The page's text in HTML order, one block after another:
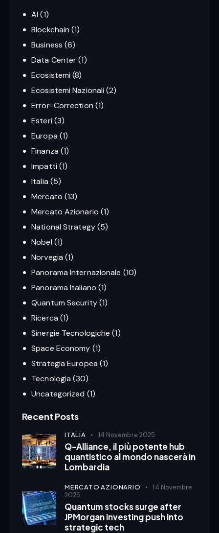
AI (1)
Blockchain (1)
Business (6)
Data Center(1)
Ecosistemi (8)
Ecosistemi Nazionali (2)
Error-Correction (1)
Esteri (3)
Europa (1)
Finanza (1)
Impatti (1)
Italia (5)
Mercato (13)
Mercato Azionario (1)
National Strategy(5)
Nobel (1)
Norvegia (1)
Panorama Internazionale (10)
Panorama Italiano (1)
Quantum Security(1)
Ricerca (1)
Sinergie Tecnologiche (1)
Space Economy (1)
Strategia Europea (1)
Tecnologia (30)
Uncategorized (1)
Recent Posts
ITALIA 14 Novembre 2025
Q-Alliance, il più potente hub
quantistico al mondo nascerà in
Lombardia
MERCATO AZIONARIO
14 Novembre
2025
Quantum stocks surge after
JPMorgan investing push into
strategic tech